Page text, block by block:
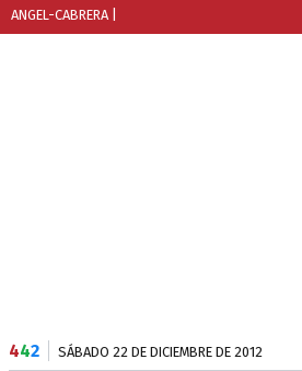
ANGEL-CABRERA
442 SÁBADO 22 DE DICIEMBRE DE 2012